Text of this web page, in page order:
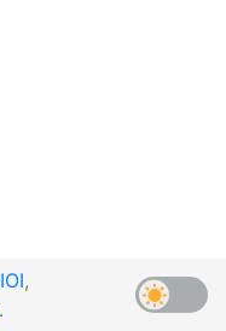
,
.